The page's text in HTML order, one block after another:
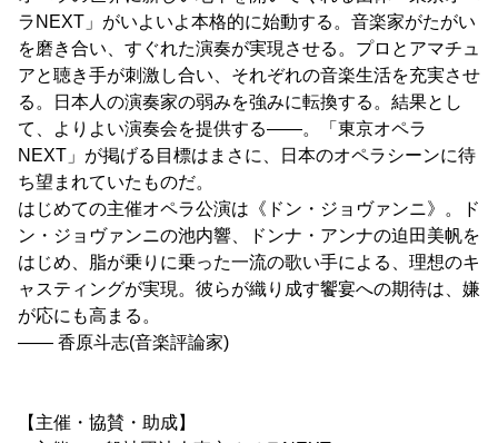
ラNEXT」がいよいよ本格的に始動する。音楽家がたがい
を磨き合い、すぐれた演奏が実現させる。プロとアマチュ
アと聴き手が刺激し合い、それぞれの音楽生活を充実させ
る。日本人の演奏家の弱みを強みに転換する。結果とし
て、よりよい演奏会を提供する――。「東京オペラ
NEXT」が掲げる目標はまさに、日本のオペラシーンに待
ち望まれていたものだ。
はじめての主催オペラ公演は《ドン・ジョヴァンニ》。ド
ン・ジョヴァンニの池内響、ドンナ・アンナの迫田美帆を
はじめ、脂が乗りに乗った一流の歌い手による、理想のキ
ャスティングが実現。彼らが織り成す饗宴への期待は、嫌
が応にも高まる。
―― 香原斗志(音楽評論家)
【主催・協賛・助成】